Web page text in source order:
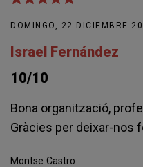
DOMINGO, 22 DICIEMBRE
Israel Fernández
10/10
Bona organització,
Gràcies per deixar-nos
Montse Castro